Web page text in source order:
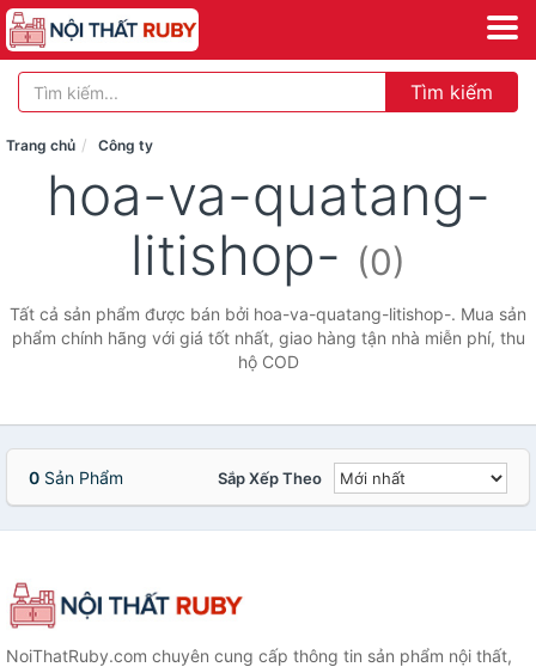
Tìm kiếm
Trang chủ Công ty
hoa-va-quatang-
litishop- (0)
Tất cả sản phẩm được bán bởi hoa-va-quatang-litishop-. Mua sản
phẩm chính hãng với giá tốt nhất, giao hàng tận nhà miễn phí, thu
hộ COD
0 Sản Phẩm Sắp Xếp Theo
NoiThatRuby.com chuyên cung cấp thông tin sản phẩm nội thất,